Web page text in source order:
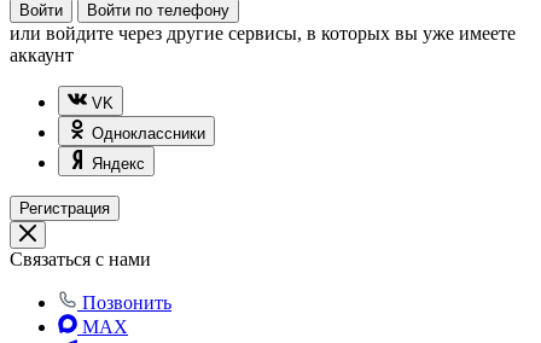
Войти Войти по телефону
или войдите через другие сервисы, в которых вы уже имеете
аккаунт
VK
Одноклассники
Яндекс
Регистрация
Связаться с нами
Позвонить
MAX